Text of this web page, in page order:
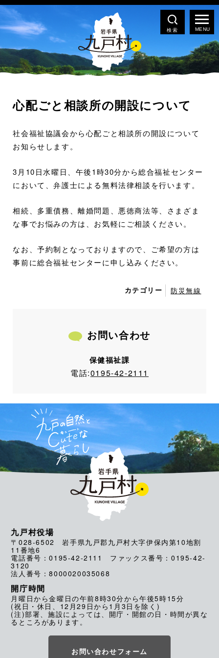
検索
心配ごと相談所の開設について
社会福祉協議会から心配ごと相談所の開設について
お知らせします。
3月10日水曜日、午後1時30分から総合福祉センター
において、弁護士による無料法律相談を行います。
相続、多重債務、離婚問題、悪徳商法等、さまざま
な事でお悩みの方は、お気軽にご相談ください。
なお、予約制となっておりますので、ご希望の方は
事前に総合福祉センターに申し込みください。
カテゴリー 防災無線
お問い合わせ
保健福祉課
電話:0195-42-2111
九戸村役場
〒028-6502 岩手県九戸郡九戸村大字伊保内第10地割
11番地6
電話番号：0195-42-2111 ファックス番号：0195-42-
3120
法人番号：8000020035068
開庁時間
月曜日から金曜日の午前8時30分から午後5時15分
(祝日・休日、12月29日から1月3日を除く)
(注)部署、施設によっては、開庁・開館の日・時間が異な
るところがあります。
お問い合わせフォーム